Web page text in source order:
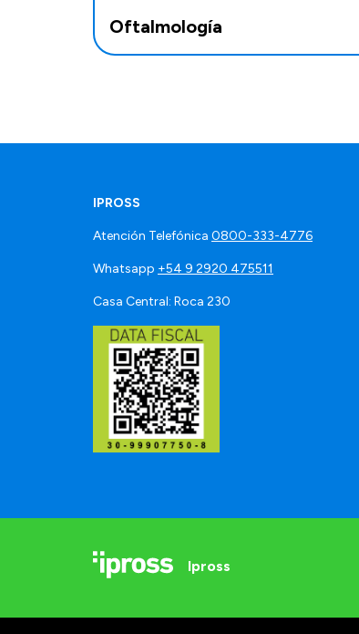
Oftalmología
IPROSS
Atención Telefónica 0800-333-4776
Whatsapp +54 9 2920 475511
Casa Central: Roca 230
Ipross